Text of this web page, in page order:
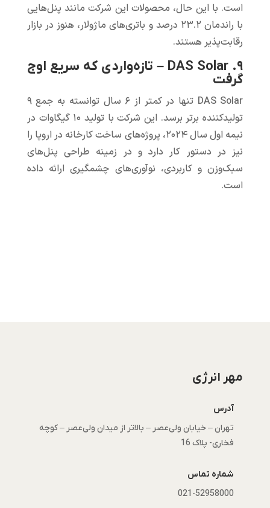
است. با این حال، محصولات این شرکت مانند پنل‌هایی
با راندمان ۲۳.۲ درصد و باتری‌های ماژولار، هنوز در بازار
رقابت‌پذیر هستند.
۹. DAS Solar – تازه‌واردی که سریع اوج
گرفت
DAS Solar تنها در کمتر از ۶ سال توانسته به جمع ۹
تولیدکننده برتر برسد. این شرکت با تولید ۱۰ گیگاوات‌ در
نیمه اول سال ۲۰۲۴، پروژه‌های ساخت کارخانه در اروپا را
نیز در دستور کار دارد و در زمینه طراحی پنل‌های
سبک‌وزن و کاربردی، نوآوری‌های چشمگیری ارائه داده
است.
مهر انرژی
آدرس
تهران – خیابان ولی‌عصر – بالاتر از میدان ولی‌عصر – کوچه
فخاری- پلاک 16
شماره تماس
021-52958000